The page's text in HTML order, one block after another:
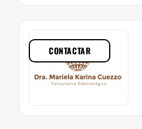
CONTACTAR